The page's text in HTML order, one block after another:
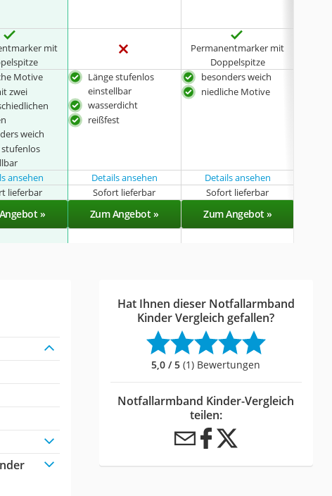
mit
Permanentmarker mit
Doppelspitze
Motive
zwei
weich
stufenlos
Länge stufenlos
einstellbar
wasserdicht
reißfest
besonders weich
niedliche Motive
ansehen Details ansehen
Details ansehen
lieferbar Sofort lieferbar Sofort lieferbar
» Zum Angebot » Zum Angebot »
Hat Ihnen dieser Notfallarmband
Kinder Vergleich gefallen?
5,0 / 5 (1) Bewertungen
Notfallarmband Kinder-Vergleich
teilen: